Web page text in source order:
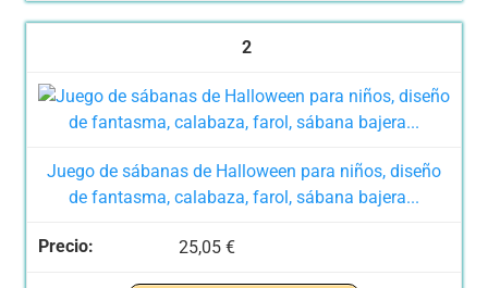
2
Juego de sábanas de Halloween para niños, diseño
de fantasma, calabaza, farol, sábana bajera...
25,05 €